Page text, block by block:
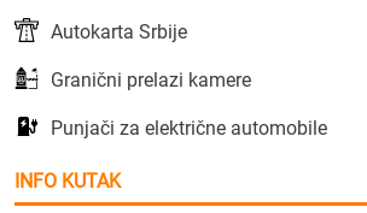
Autokarta Srbije
Granični prelazi kamere
Punjači za električne automobile
INFO KUTAK